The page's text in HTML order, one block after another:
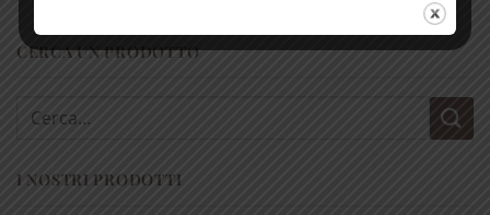
CERCA UN PRODOTTO
Cerca:
I NOSTRI PRODOTTI
superiori a € 50